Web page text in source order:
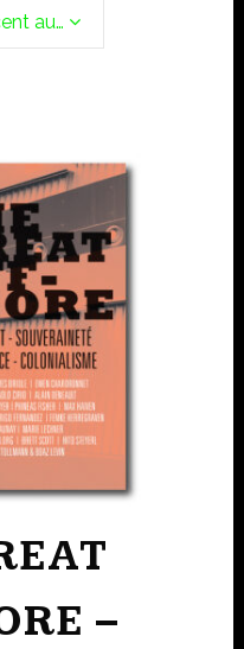
Tri du plus récent au plus ancien
–